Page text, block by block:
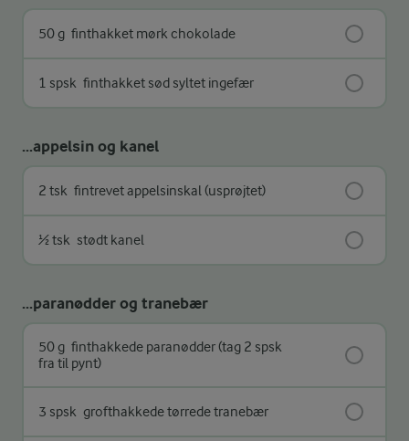
50 g finthakket mørk chokolade
1 spsk finthakket sød syltet ingefær
...appelsin og kanel
2 tsk fintrevet appelsinskal (usprøjtet)
½ tsk stødt kanel
...paranødder og tranebær
50 g finthakkede paranødder (tag 2 spsk
fra til pynt)
3 spsk grofthakkede tørrede tranebær